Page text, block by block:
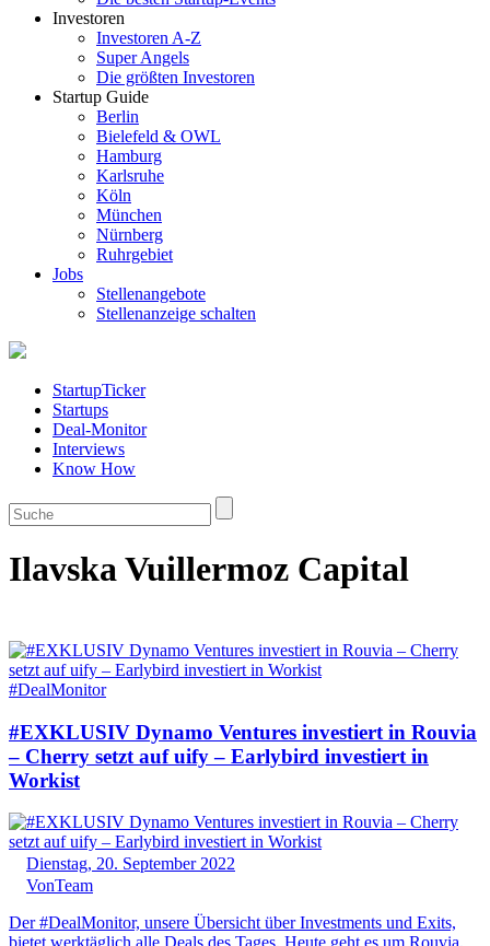
Investoren
Investoren A-Z
Super Angels
Die größten Investoren
Startup Guide
Berlin
Bielefeld & OWL
Hamburg
Karlsruhe
Köln
München
Nürnberg
Ruhrgebiet
Jobs
Stellenangebote
Stellenanzeige schalten
StartupTicker
Startups
Deal-Monitor
Interviews
Know How
Ilavska Vuillermoz Capital
#DealMonitor
#EXKLUSIV Dynamo Ventures investiert in Rouvia
– Cherry setzt auf uify – Earlybird investiert in
Workist
Dienstag, 20. September 2022
VonTeam
Der #DealMonitor, unsere Übersicht über Investments und Exits,